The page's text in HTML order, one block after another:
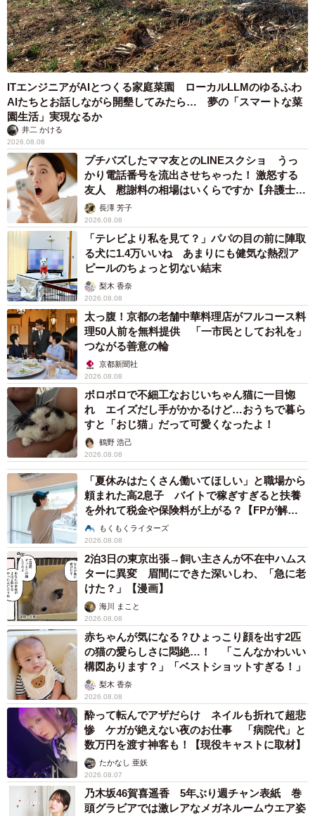
ITエンジニアがAIとつくる家庭菜園 ローカルLLMのゆるふわ
AIたちとお話しながら開墾してみたら… 夢の「スマートな菜
園生活」実現なるか
井二 かける
2026.08.08
プチバズしたママ友とのLINEスクショ うっ
かり電話番号を流出させちゃった！ 激怒する
友人 慰謝料の相場はいくらですか【弁護士が
解説】長澤 芳子
2026.08.08
「テレビより私を見て？」パパの目の前に陣取
る犬に1.4万いいね あまりにも健気な熱烈ア
ピールのちょっと切ない結末
梨木 香奈
2026.08.08
太っ腹！京都の老舗中華料理店がフルコース料
理50人前を無料提供 「一市民としてお礼を」
つながる善意の輪
京都新聞社
2026.08.08
ボロボロで不細工なおじいちゃん猫に一目惚
れ エイズだし手がかかるけど…おうちで暮ら
すと「おじ猫」だって可愛くなったよ！
鶴野 浩己
2026.08.08
「夏休みはたくさん働いてほしい」と職場から
頼まれた高2息子 バイトで稼ぎすぎると扶養
を外れて税金や保険料が上がる？【FPが解
説】もくもくライターズ
2026.08.08
2泊3日の東京出張→飼い主さんが不在中ハムス
ターに異変 眉間にできた深いしわ、「急に老
けた？」【漫画】
海川 まこと
2026.08.08
赤ちゃんが気になる？ひょっこり顔を出す2匹
の猫の愛らしさに悶絶…！ 「こんなかわいい
構図あります？」「ベストショットすぎる！」
梨木 香奈
2026.08.08
酔って転んでアザだらけ ネイルも折れて超悲
惨 ケガが絶えない夜のお仕事 「病院代」と
数万円を渡す神客も！【現役キャストに取材】
たかなし 亜妖
2026.08.07
乃木坂46賀喜遥香 5年ぶり週チャン表紙 巻
頭グラビアでは激レアなメガネルームウエア姿